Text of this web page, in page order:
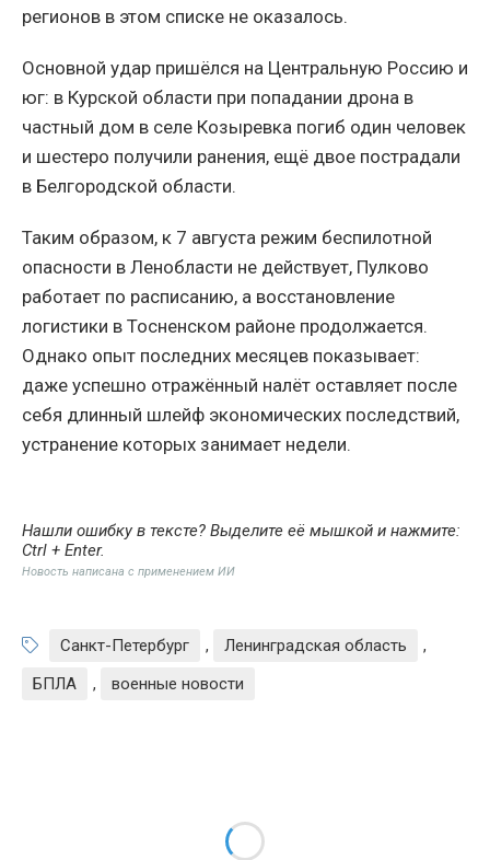
регионов в этом списке не оказалось.
Основной удар пришёлся на Центральную Россию и
юг: в Курской области при попадании дрона в
частный дом в селе Козыревка погиб один человек
и шестеро получили ранения, ещё двое пострадали
в Белгородской области.
Таким образом, к 7 августа режим беспилотной
опасности в Ленобласти не действует, Пулково
работает по расписанию, а восстановление
логистики в Тосненском районе продолжается.
Однако опыт последних месяцев показывает:
даже успешно отражённый налёт оставляет после
себя длинный шлейф экономических последствий,
устранение которых занимает недели.
Нашли ошибку в тексте? Выделите её мышкой и нажмите:
Ctrl + Enter.
Новость написана с применением ИИ
Санкт-Петербург , Ленинградская область
,
БПЛА
, военные новости